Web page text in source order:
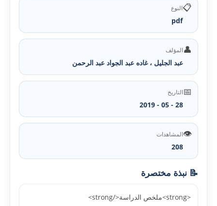
📋النوع
pdf
👤المؤلف
عبد الجليل ، غاده عبد الجواد عبد الرحمن
📅التاريخ
28 - 05 - 2019
👁️المشاهدات
208
📝 نبذة مختصرة
<strong>ملخص الدراسة</strong>